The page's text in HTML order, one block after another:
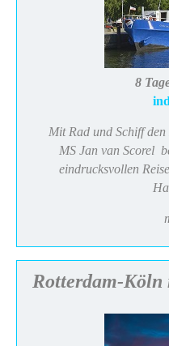
8
Mit Rad und Schiff
MS Jan van Scorel
eindrucksvollen
Rotterdam-